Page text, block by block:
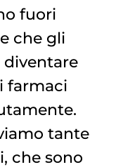
fuori
che gli
farmaci
tante
che sono